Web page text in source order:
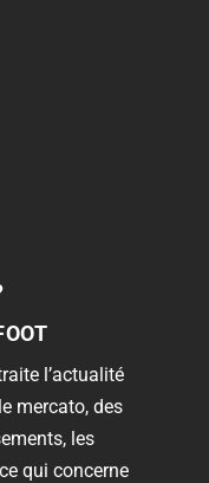
l’actualité
mercato, des
les
qui concerne